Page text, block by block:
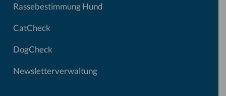
Rassebestimmung Hund
CatCheck
DogCheck
Newsletterverwaltung